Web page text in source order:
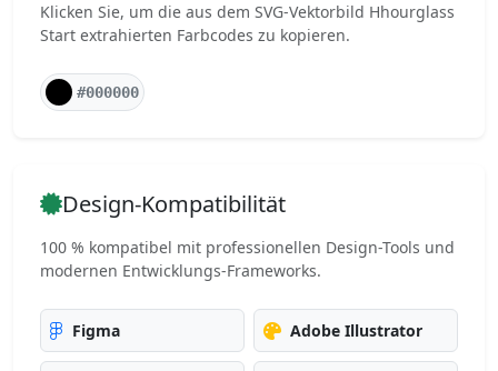
Klicken Sie, um die aus dem SVG-Vektorbild Hhourglass
Start extrahierten Farbcodes zu kopieren.
#000000
Design-Kompatibilität
100 % kompatibel mit professionellen Design-Tools und
modernen Entwicklungs-Frameworks.
Figma Adobe Illustrator